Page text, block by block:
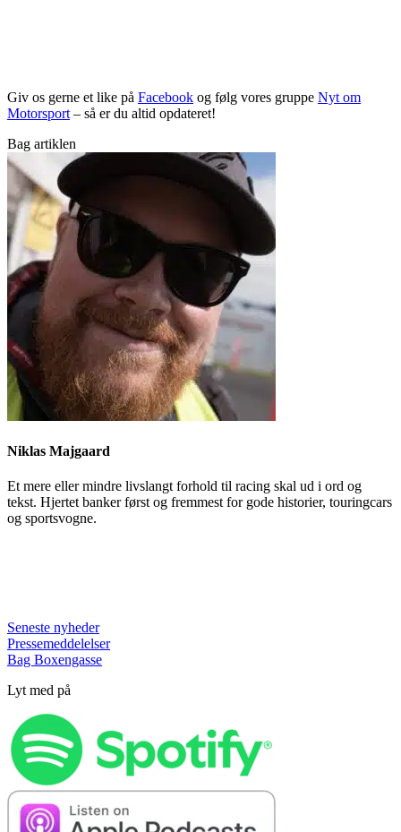
Giv os gerne et like på Facebook og følg vores gruppe Nyt om
Motorsport – så er du altid opdateret!
Bag artiklen
Niklas Majgaard
Et mere eller mindre livslangt forhold til racing skal ud i ord og
tekst. Hjertet banker først og fremmest for gode historier, touringcars
og sportsvogne.
Seneste nyheder
Pressemeddelelser
Bag Boxengasse
Lyt med på